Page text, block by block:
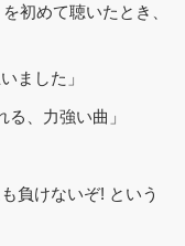
初めて聴いたとき、
ました」
る、力強い曲」
負けないぞ! という